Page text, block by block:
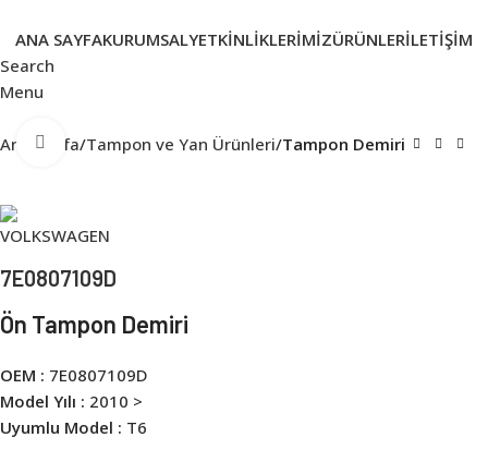
ANA SAYFAKURUMSALYETKINLIKLERIMIZÜRÜNLERİLETIŞIM
Search
Menu
Ana Sayfa Tampon ve Yan Ürünleri Tampon Demiri
Click to enlarge
7E0807109D
Ön Tampon Demiri
OEM : 7E0807109D
Model Yılı : 2010 >
Uyumlu Model : T6